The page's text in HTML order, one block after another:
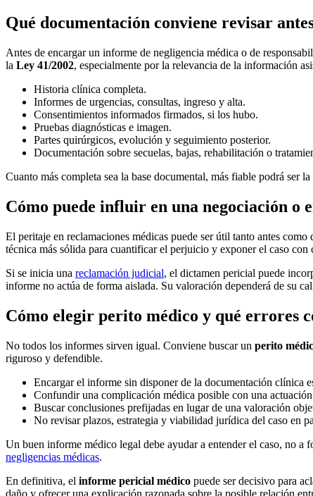
Qué documentación conviene revisar
Antes de encargar un informe de negligencia médica o de
la Ley 41/2002, especialmente por la relevancia de la información
Historia clínica completa.
Informes de urgencias, consultas, ingreso y alta.
Consentimientos informados firmados, si los hubo.
Pruebas diagnósticas e imagen.
Partes quirúrgicos, evolución y seguimiento posterior.
Documentación sobre secuelas, bajas, rehabilitación o
Cuanto más completa sea la base documental, más fiable podrá ser
Cómo puede influir en una negociación o
El peritaje en reclamaciones médicas puede ser útil tanto antes
técnica más sólida para cuantificar el perjuicio y exponer el caso con
Si se inicia una reclamación judicial, el dictamen pericial puede
informe no actúa de forma aislada. Su valoración dependerá de su
Cómo elegir perito médico y qué errores
No todos los informes sirven igual. Conviene buscar un perito
riguroso y defendible.
Encargar el informe sin disponer de la documentación clínica
Confundir una complicación médica posible con una
Buscar conclusiones prefijadas en lugar de una valoración
No revisar plazos, estrategia y viabilidad jurídica del caso en
Un buen informe médico legal debe ayudar a entender el caso, no a
negligencias médicas.
En definitiva, el informe pericial médico puede ser decisivo para
daño y ofrecer una explicación razonada sobre la posible relación